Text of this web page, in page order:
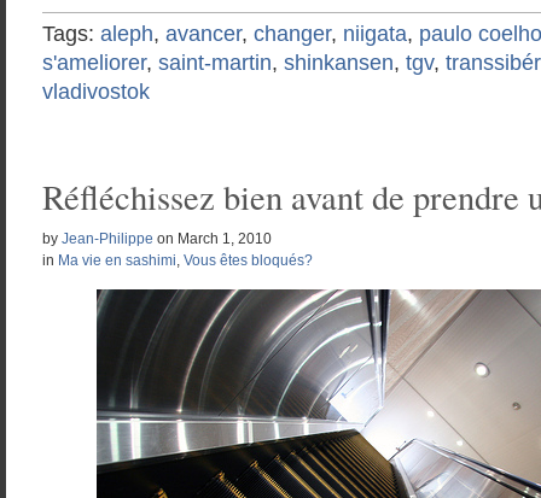
Tags: aleph, avancer, changer, niigata, paulo coelho
s'ameliorer, saint-martin, shinkansen, tgv,
vladivostok
Réfléchissez bien avant de prendre
by Jean-Philippe on March 1, 2010
in Ma vie en sashimi, Vous êtes bloqués?